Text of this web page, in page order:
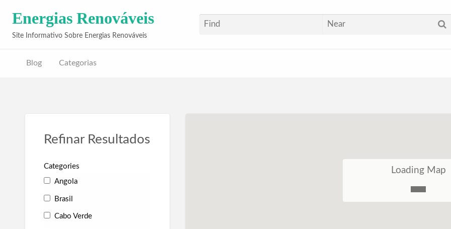
Energias Renováveis
Site Informativo Sobre Energias Renováveis
Blog Categorias
Refinar Resultados
Categories
Angola
Brasil
Cabo Verde
Loading Map